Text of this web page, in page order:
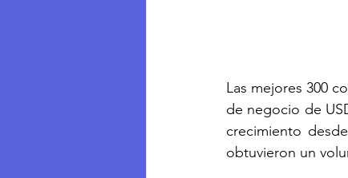
Las mejores 300
de negocio de
crecimiento
obtuvieron un